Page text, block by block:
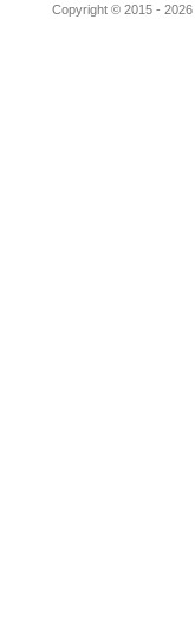
Copyright © 2015 - 2026